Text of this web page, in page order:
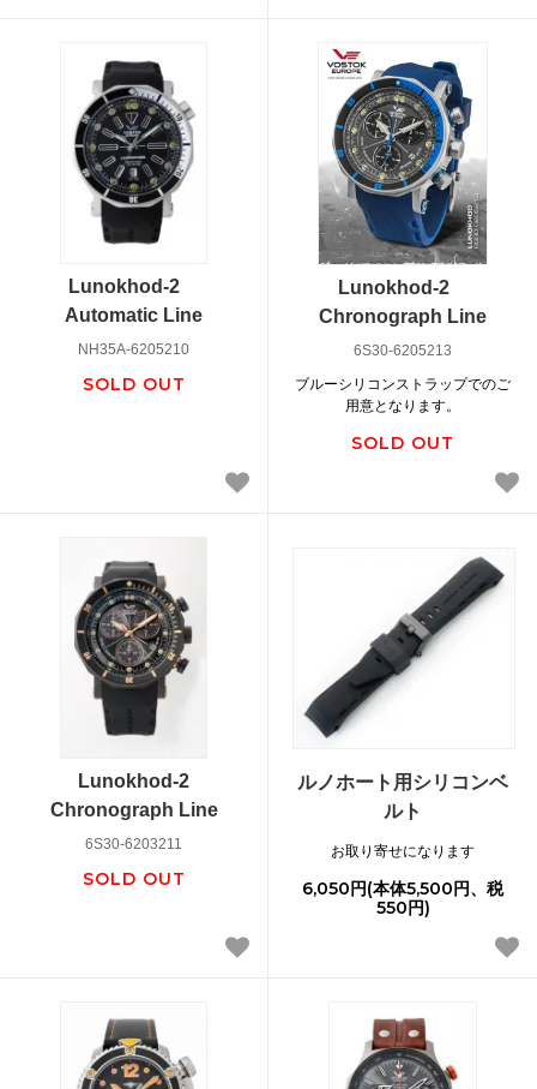
Lunokhod-2
Automatic Line
NH35A-6205210
SOLD OUT
Lunokhod-2
Chronograph Line
6S30-6205213
ブルーシリコンストラップでのご
用意となります。
SOLD OUT
Lunokhod-2
Chronograph Line
6S30-6203211
SOLD OUT
ルノホート用シリコンベ
ルト
お取り寄せになります
6,050円(本体5,500円、税
550円)